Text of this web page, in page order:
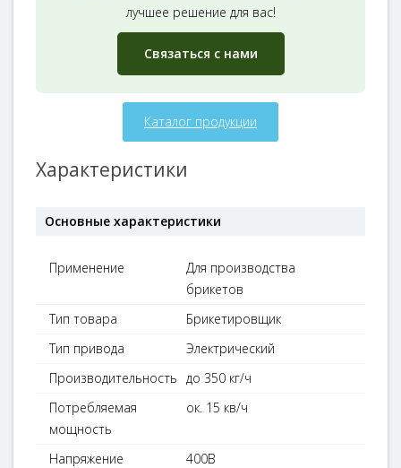
лучшее решение для вас!
Связаться с нами
Каталог продукции
Характеристики
Основные характеристики
Применение
Для производства
брикетов
Тип товара
Брикетировщик
Тип привода
Электрический
Производительность
до 350 кг/ч
Потребляемая
мощность
ок. 15 кв/ч
Напряжение 400В